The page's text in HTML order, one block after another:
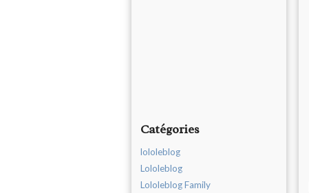
Catégories
lololeblog
Lololeblog
Lololeblog Family